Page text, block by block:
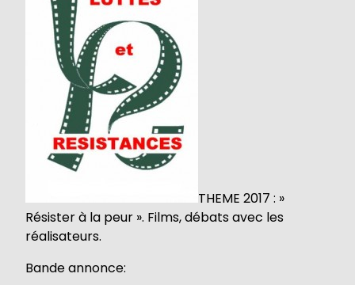
THEME 2017 : »
Résister à la peur ». Films, débats avec les
réalisateurs.
Bande annonce: